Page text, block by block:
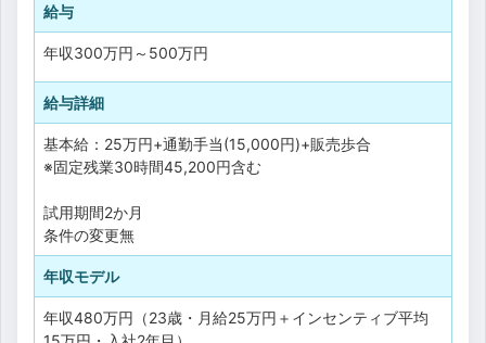
給与
年収300万円 ～ 500万円
給与詳細
基本給：25万円+通勤手当(15,000円)+販売歩合
※固定残業30時間45,200円含む
試用期間2か月
条件の変更無
年収モデル
年収480万円（23歳・月給25万円＋インセンティブ平均